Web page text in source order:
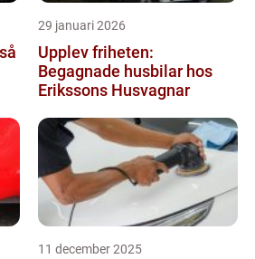
29 januari 2026
Upplev friheten:
Begagnade husbilar hos
Erikssons Husvagnar
11 december 2025